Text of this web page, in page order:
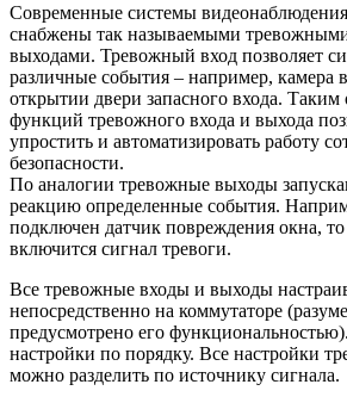
Современные системы
снабжены так называемыми
выходами. Тревожный вход позволяет
различные события – например, камера
открытии двери запасного входа. Таким
функций тревожного входа и выхода
упростить и автоматизировать работу
безопасности.
По аналогии тревожные выходы
реакцию определенные события.
подключен датчик повреждения окна,
включится сигнал тревоги.
Все тревожные входы и выходы
непосредственно на коммутаторе
предусмотрено его
настройки по порядку. Все настройки
можно разделить по источнику сигнала.